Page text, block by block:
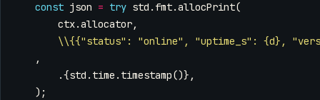
const json = try std . fmt.allocPrint(
ctx.allocator,
\\{{"status": "online", "uptime_s": {d},
,
.{std . time . timestamp()},
);